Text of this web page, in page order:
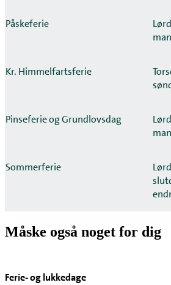
Påskeferie
Kr. Himmelfartsferie
Pinseferie og Grundlovsdag
Sommerferie
Måske også noget for dig
Ferie- og lukkedage